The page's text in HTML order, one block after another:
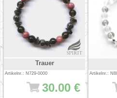
Trauer
Artikelnr.: N729-0000
30.00 €
Artikelnr.: